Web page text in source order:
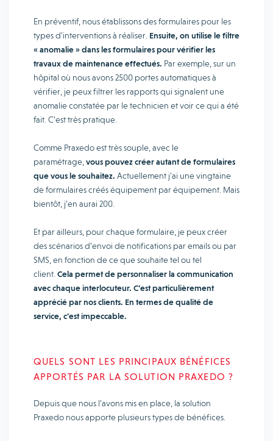
En préventif, nous établissons des formulaires pour les
types d’interventions à réaliser. Ensuite, on utilise le filtre
« anomalie » dans les formulaires pour vérifier les
travaux de maintenance effectués. Par exemple, sur un
hôpital où nous avons 2500 portes automatiques à
vérifier, je peux filtrer les rapports qui signalent une
anomalie constatée par le technicien et voir ce qui a été
fait. C’est très pratique.
Comme Praxedo est très souple, avec le
paramétrage, vous pouvez créer autant de formulaires
que vous le souhaitez. Actuellement j’ai une vingtaine
de formulaires créés équipement par équipement. Mais
bientôt, j’en aurai 200.
Et par ailleurs, pour chaque formulaire, je peux créer
des scénarios d’envoi de notifications par emails ou par
SMS, en fonction de ce que souhaite tel ou tel
client. Cela permet de personnaliser la communication
avec chaque interlocuteur. C’est particulièrement
apprécié par nos clients. En termes de qualité de
service, c’est impeccable.
QUELS SONT LES PRINCIPAUX BÉNÉFICES
APPORTÉS PAR LA SOLUTION PRAXEDO ?
Depuis que nous l’avons mis en place, la solution
Praxedo nous apporte plusieurs types de bénéfices.